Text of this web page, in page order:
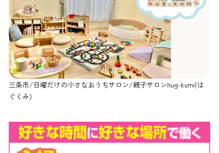
三条市/日曜だけの小さなおうちサロン/親子サロンhug-kumi(は
ぐくみ)